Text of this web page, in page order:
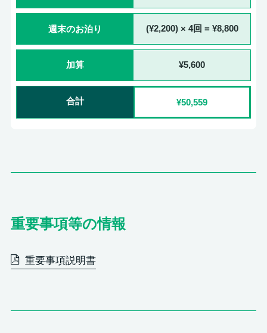
週末のお泊り (¥2,200) × 4回 = ¥8,800
加算 ¥5,600
合計 ¥50,559
重要事項等の情報
重要事項説明書